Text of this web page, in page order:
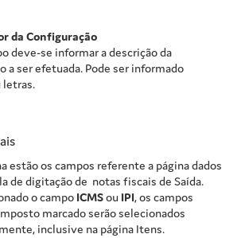
da Configuração
deve-se informar a descrição da
a ser efetuada. Pode ser informado
letras.
estão os campos referente a página dados
de digitação de notas fiscais de Saída.
o campo ICMSou IPI, os campos
marcado serão selecionados
inclusive na página Itens.